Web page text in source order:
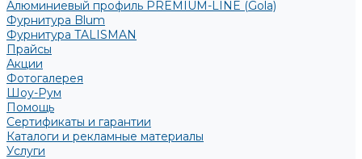
Алюминиевый профиль PREMIUM-LINE (Gola)
Фурнитура Blum
Фурнитура TALISMAN
Прайсы
Акции
Фотогалерея
Шоу-Рум
Помощь
Сертификаты и гарантии
Каталоги и рекламные материалы
Услуги